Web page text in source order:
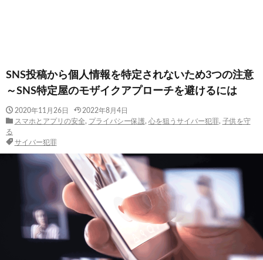
SNS投稿から個人情報を特定されないため3つの注意
～SNS特定屋のモザイクアプローチを避けるには
2020年11月26日
2022年8月4日
スマホとアプリの安全, プライバシー保護, 心を狙うサイバー犯罪, 子供を守
る
サイバー犯罪